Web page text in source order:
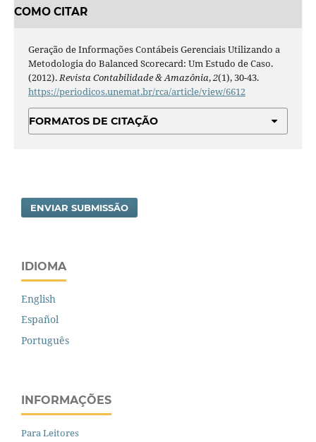
COMO CITAR
Geração de Informações Contábeis Gerenciais Utilizando a
Metodologia do Balanced Scorecard: Um Estudo de Caso.
(2012).Revista Contabilidade & Amazônia,2(1), 30-43.
https://periodicos.unemat.br/rca/article/view/6612
FORMATOS DE CITAÇÃO
ENVIAR SUBMISSÃO
IDIOMA
English
Español
Português
INFORMAÇÕES
Para Leitores